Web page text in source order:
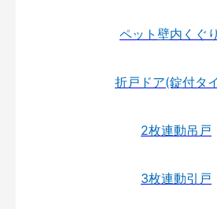
ペット壁内くぐ
折戸ドア(錠付タ
2枚連動吊戸
3枚連動引戸